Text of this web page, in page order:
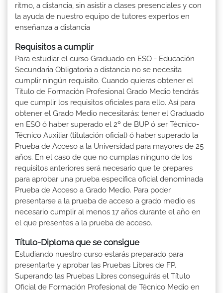
ritmo, a distancia, sin asistir a clases presenciales y con
la ayuda de nuestro equipo de tutores expertos en
enseñanza a distancia
Requisitos a cumplir
Para estudiar el curso Graduado en ESO - Educación
Secundaria Obligatoria a distancia no se necesita
cumplir ningún requisito. Cuando quieras obtener el
Titulo de Formación Profesional Grado Medio tendrás
que cumplir los requisitos oficiales para ello. Así para
obtener el Grado Medio necesitarás: tener el Graduado
en ESO ó haber superado el 2º de BUP ó ser Técnico-
Técnico Auxiliar (titulación oficial) ó haber superado la
Prueba de Acceso a la Universidad para mayores de 25
años. En el caso de que no cumplas ninguno de los
requisitos anteriores será necesario que te prepares
para aprobar una prueba específica oficial denominada
Prueba de Acceso a Grado Medio. Para poder
presentarse a la prueba de acceso a grado medio es
necesario cumplir al menos 17 años durante el año en
el que presentes a la prueba de acceso.
Título-Diploma que se consigue
Estudiando nuestro curso estarás preparado para
presentarte y aprobar las Pruebas Libres de FP.
Superando las Pruebas Libres conseguirás el Título
Oficial de Formación Profesional de Técnico Medio en